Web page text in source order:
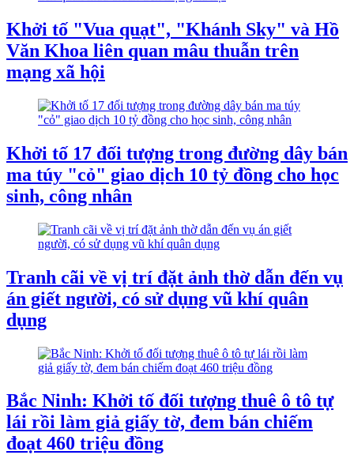
Khởi tố "Vua quạt", "Khánh Sky" và Hồ
Văn Khoa liên quan mâu thuẫn trên
mạng xã hội
Khởi tố 17 đối tượng trong đường dây bán
ma túy "cỏ" giao dịch 10 tỷ đồng cho học
sinh, công nhân
Tranh cãi về vị trí đặt ảnh thờ dẫn đến vụ
án giết người, có sử dụng vũ khí quân
dụng
Bắc Ninh: Khởi tố đối tượng thuê ô tô tự
lái rồi làm giả giấy tờ, đem bán chiếm
đoạt 460 triệu đồng